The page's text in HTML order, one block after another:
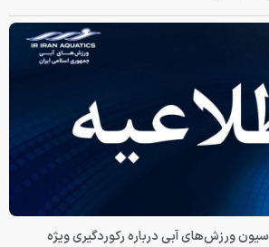
ورزش‌های آبی درباره رکوردگیری ویژه